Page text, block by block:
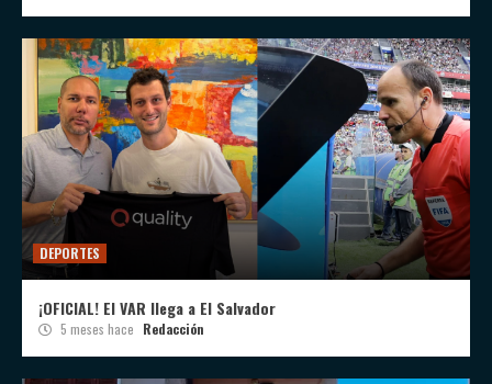
DEPORTES
¡OFICIAL! El VAR llega a El Salvador
5 meses hace Redacción